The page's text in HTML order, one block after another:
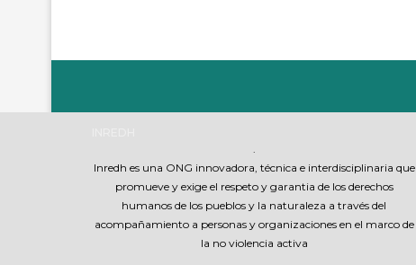
.
Inredh es una ONG innovadora, técnica e interdisciplinaria que
promueve y exige el respeto y garantia de los derechos
humanos de los pueblos y la naturaleza a través del
acompañamiento a personas y organizaciones en el marco de
la no violencia activa